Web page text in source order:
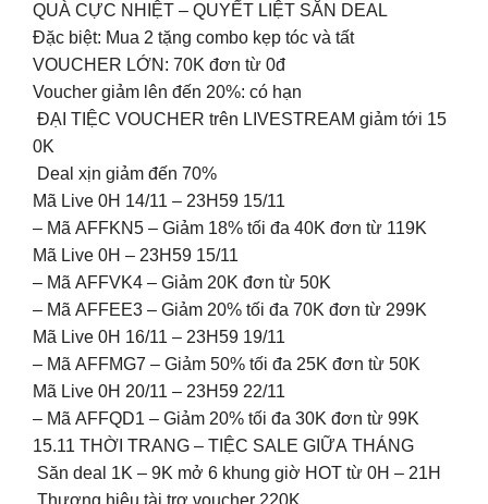
QUÀ CỰC NHIỆT – QUYẾT LIỆT SĂN DEAL
Đặc biệt: Mua 2 tặng combo kẹp tóc và tất
VOUCHER LỚN: 70K đơn từ 0đ
Voucher giảm lên đến 20%: có hạn
ĐẠI TIỆC VOUCHER trên LIVESTREAM giảm tới 15
0K
Deal xịn giảm đến 70%
Mã Live 0H 14/11 – 23H59 15/11
– Mã AFFKN5 – Giảm 18% tối đa 40K đơn từ 119K
Mã Live 0H – 23H59 15/11
– Mã AFFVK4 – Giảm 20K đơn từ 50K
– Mã AFFEE3 – Giảm 20% tối đa 70K đơn từ 299K
Mã Live 0H 16/11 – 23H59 19/11
– Mã AFFMG7 – Giảm 50% tối đa 25K đơn từ 50K
Mã Live 0H 20/11 – 23H59 22/11
– Mã AFFQD1 – Giảm 20% tối đa 30K đơn từ 99K
️15.11 THỜI TRANG – TIỆC SALE GIỮA THÁNG️
Săn deal 1K – 9K mở 6 khung giờ HOT từ 0H – 21H
Thương hiệu tài trợ voucher 220K